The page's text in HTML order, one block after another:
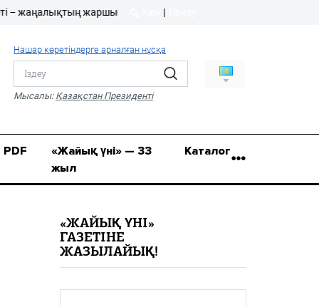
8 (7112) 50-86-31
Қ.Жұмағалиев (Фрунзе)
жаңалықтың жаршысы! |
Нашар көретіндерге арналған нұсқа
Мысалы: Қазақстан Президенті
PDF
«Жайық үні» — 33
жыл
Каталог
«ЖАЙЫҚ ҮНІ»
ГАЗЕТІНЕ
ЖАЗЫЛАЙЫҚ!